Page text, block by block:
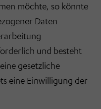
möchte, so könnte
Daten
und besteht
gesetzliche
eine Einwilligung der